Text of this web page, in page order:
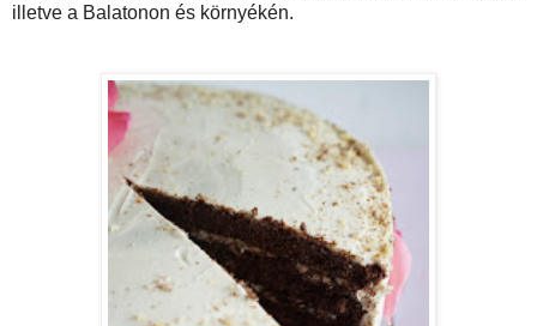
illetve a Balatonon és környékén.